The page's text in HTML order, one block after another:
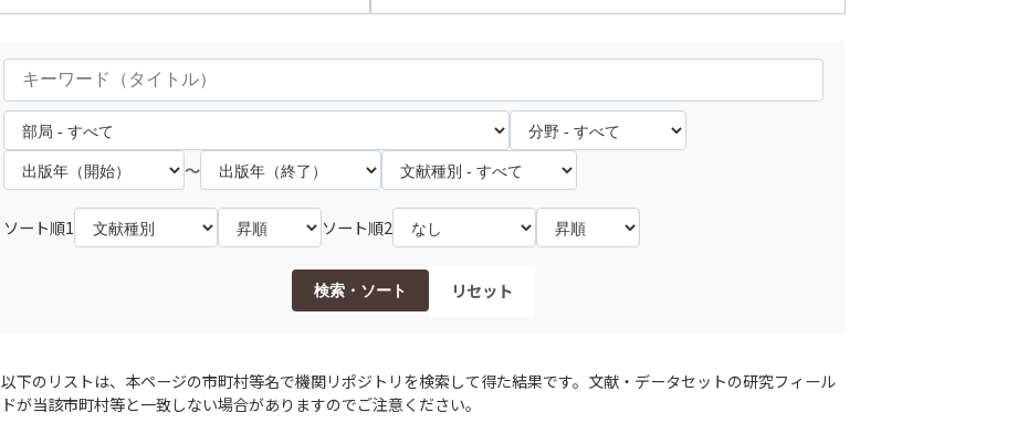
～
ソート順1 ソート順2
検索・ソート リセット
以下のリストは、本ページの市町村等名で機関リポジトリを検索して得た結果です。文献・データセットの研究フィール
ドが当該市町村等と一致しない場合がありますのでご注意ください。